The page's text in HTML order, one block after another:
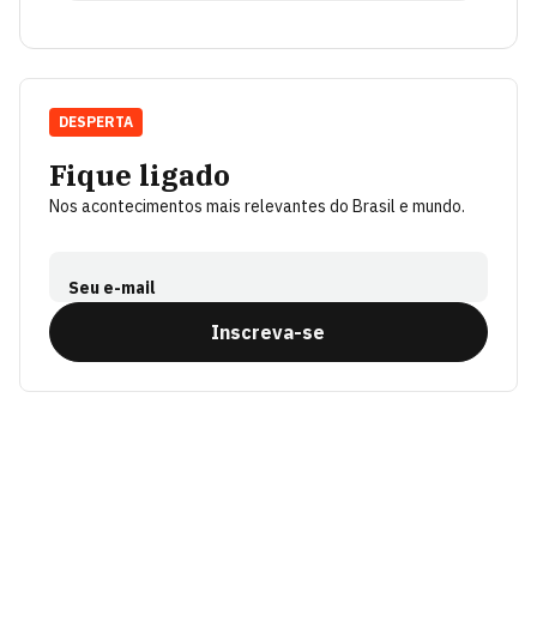
Fique ligado
Nos acontecimentos mais relevantes do Brasil e mundo.
Seu e-mail
Inscreva-se
DESPERTA